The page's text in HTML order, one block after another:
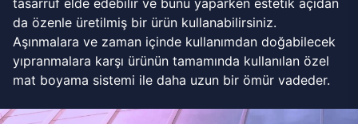
tasarruf elde edebilir ve bunu yaparken estetik açıdan
da özenle üretilmiş bir ürün kullanabilirsiniz.
Aşınmalara ve zaman içinde kullanımdan doğabilecek
yıpranmalara karşı ürünün tamamında kullanılan özel
mat boyama sistemi ile daha uzun bir ömür vadeder.